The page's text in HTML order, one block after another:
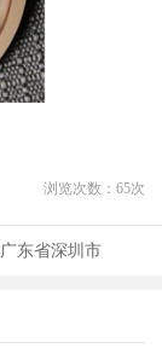
浏览次数： 65次
广东省深圳市